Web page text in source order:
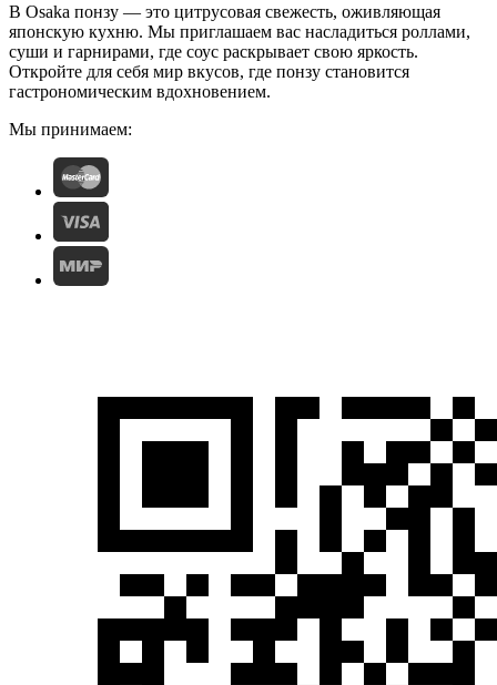
В Osaka понзу — это цитрусовая свежесть, оживляющая
японскую кухню. Мы приглашаем вас насладиться роллами,
суши и гарнирами, где соус раскрывает свою яркость.
Откройте для себя мир вкусов, где понзу становится
гастрономическим вдохновением.
Мы принимаем: